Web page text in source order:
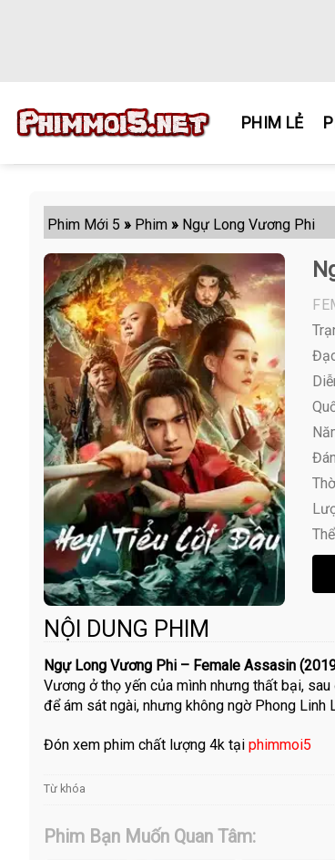
PHIM LẺ
Phim Mới 5 » Phim » Ngự Long Vương Phi
NỘI DUNG PHIM
Ngự Long Vương Phi – Female Assasin
Vương ở thọ yến của mình nhưng thất bại,
để ám sát ngài, nhưng không ngờ Phong
Đón xem phim chất lượng 4k tại phimmoi5
Từ khóa
Phim Bạn Muốn Quan Tâm: